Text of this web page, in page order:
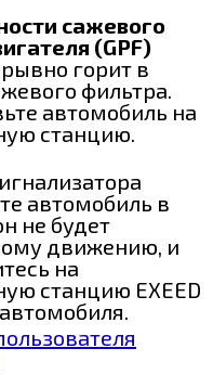
сажевого
(GPF)
горит в
фильтра.
автомобиль на
станцию.
автомобиль в
не будет
движению, и
на
станцию EXEED